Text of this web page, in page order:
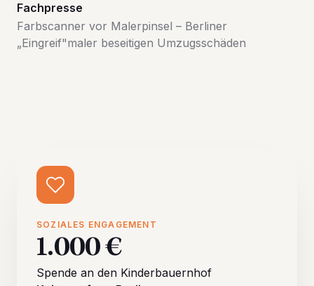
Fachpresse
Farbscanner vor Malerpinsel – Berliner
„Eingreif"maler beseitigen Umzugsschäden
SOZIALES ENGAGEMENT
1.000 €
Spende an den Kinderbauernhof